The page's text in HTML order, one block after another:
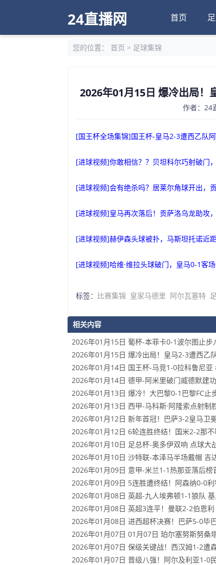
24直播网 首页
您的位置： 首页 > 足球集锦
2026年01月15日 爆冷出局！
作者：
[国王杯全场集锦]国王杯-皇马2-3遭西乙队
[进球视频]你敢相信？？贝坦科尔巧射破门
[进球视频]会有绝杀吗？居莱尔角球开出，
[进球视频]皇马再次落后！贡萨洛乌龙助攻
[进球视频]赫伊森头球被扑，马斯坦托诺近
[进球视频]哈维·维拉头球破门，皇马0-1客场
标签： 比赛集锦 皇家马德里 阿尔瓦塞特
相关内容
2026年01月15日 葡杯-本菲卡0-1波尔图止
2026年01月15日 爆冷出局！皇马2-3遭西乙
2026年01月14日 国王杯-马竞1-0拉科鲁尼
2026年01月14日 德甲-阿米里破门威德默建
2026年01月13日 爆冷！大巴黎0-1巴黎FC
2026年01月13日 西甲-马科斯·阿隆索点射制
2026年01月12日 新年首冠！巴萨3-2皇马卫
2026年01月12日 6轮连胜终结！国米2-2那
2026年01月10日 足总杯-奥多伊双响 点球大
2026年01月10日 沙特联-本泽马半场戴帽 吉
2026年01月09日 意甲-米兰1-1热那亚落后
2026年01月09日 5连胜遭终结！阿森纳0-0
2026年01月08日 英超-九人埃弗顿1-1狼队
2026年01月08日 英超3连平！曼联2-2伯恩
2026年01月08日 进西超杯决赛！巴萨5-0毕
2026年01月07日 01月07日 珀尔塞努斯努桑
2026年01月07日 保级关键战！西汉姆1-2遭
2026年01月07日 晋级八强！阿尔及利亚1-0